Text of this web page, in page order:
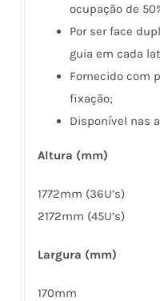
ocupação de
Por ser face
guia em cada
Fornecido com
fixação;
Disponível nas
Altura (mm)
1772mm (36U’s)
2172mm (45U’s)
Largura (mm)
170mm